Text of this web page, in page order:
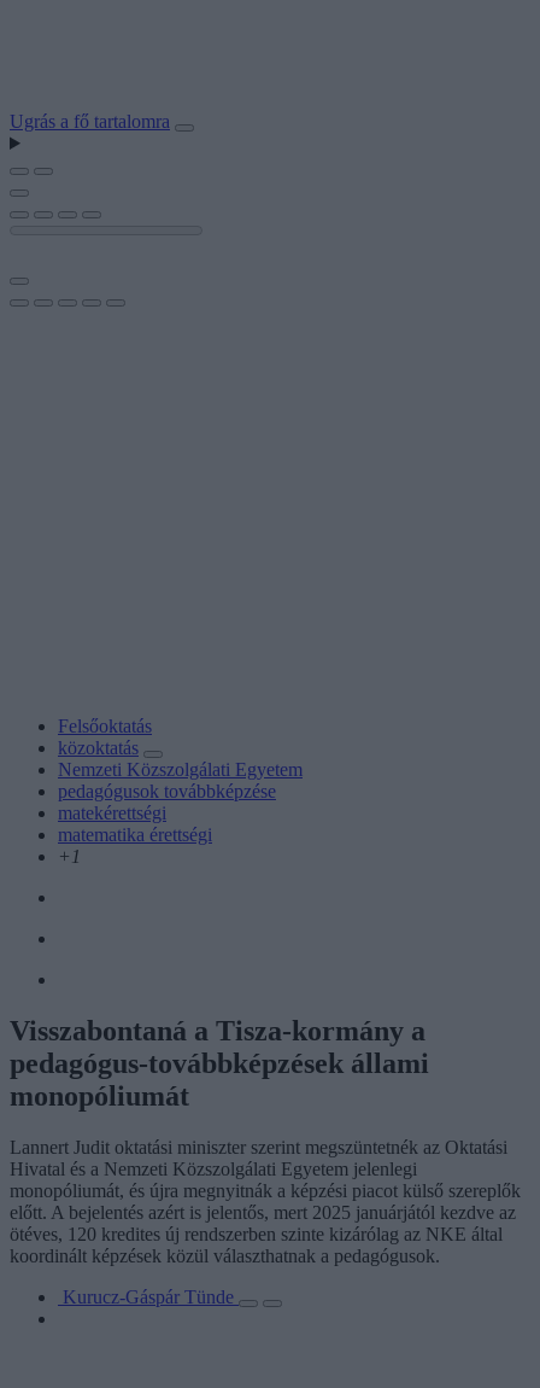
Ugrás a fő tartalomra
Felsőoktatás
közoktatás
Nemzeti Közszolgálati Egyetem
pedagógusok továbbképzése
matekérettségi
matematika érettségi
+1
Visszabontaná a Tisza-kormány a
pedagógus-továbbképzések állami
monopóliumát
Lannert Judit oktatási miniszter szerint megszüntetnék az Oktatási
Hivatal és a Nemzeti Közszolgálati Egyetem jelenlegi
monopóliumát, és újra megnyitnák a képzési piacot külső szereplők
előtt. A bejelentés azért is jelentős, mert 2025 januárjától kezdve az
ötéves, 120 kredites új rendszerben szinte kizárólag az NKE által
koordinált képzések közül választhatnak a pedagógusok.
Kurucz-Gáspár Tünde